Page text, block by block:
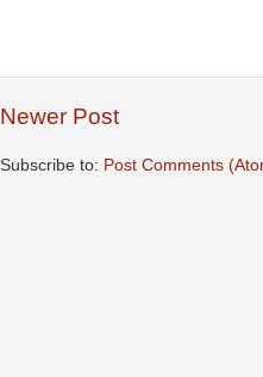
Newer Post
Subscribe to: Post Comments